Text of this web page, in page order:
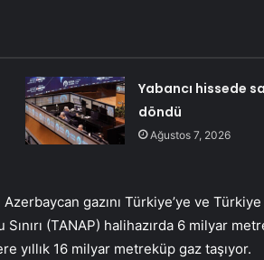
Yabancı hissede
döndü
Ağustos 7, 2026
gazını Türkiye’ye ve
(TANAP) halihazırda 6 milyar
yıllık 16 milyar metreküp gaz taşıyor.